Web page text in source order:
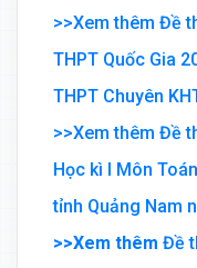
>>Xem thêm Đề
THPT Quốc Gia
THPT Chuyên
>>Xem thêm Đề
Học kì I Môn
tỉnh Quảng Nam
>>Xem thêm Đề